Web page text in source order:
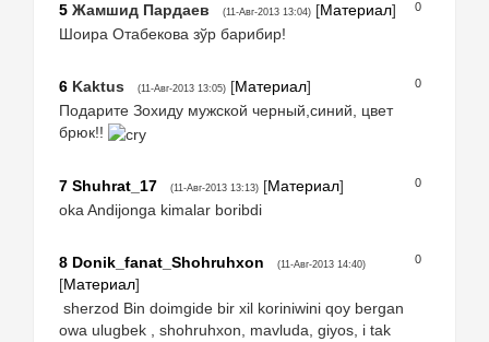
0
5 Жамшид Пардаев (11-Авг-2013 13:04) [Материал]
Шоира Отабекова зўр барибир!
0
6 Kaktus (11-Авг-2013 13:05) [Материал]
Подарите Зохиду мужской черный,синий, цвет
брюк!!
0
7 Shuhrat_17 (11-Авг-2013 13:13) [Материал]
oka Andijonga kimalar boribdi
0
8 Donik_fanat_Shohruhxon (11-Авг-2013 14:40)
[Материал]
sherzod Bin doimgide bir xil koriniwini qoy bergan
owa ulugbek , shohruhxon, mavluda, giyos, i tak